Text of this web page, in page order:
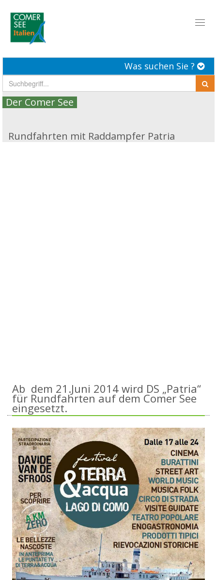
Was suchen Sie ?
Der Comer See
Rundfahrten mit Raddampfer Patria
Ab dem 21.Juni 2014 wird DS „Patria“
für Rundfahrten auf dem Comer See
eingesetzt.